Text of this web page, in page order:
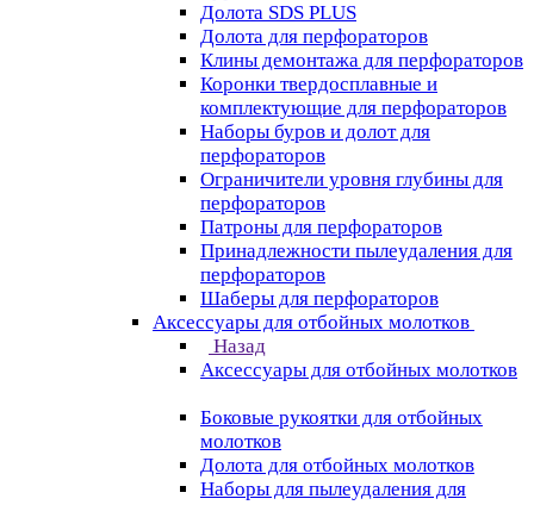
Долота SDS PLUS
Долота для перфораторов
Клины демонтажа для перфораторов
Коронки твердосплавные и
комплектующие для перфораторов
Наборы буров и долот для
перфораторов
Ограничители уровня глубины для
перфораторов
Патроны для перфораторов
Принадлежности пылеудаления для
перфораторов
Шаберы для перфораторов
Аксессуары для отбойных молотков
Назад
Аксессуары для отбойных молотков
Боковые рукоятки для отбойных
молотков
Долота для отбойных молотков
Наборы для пылеудаления для